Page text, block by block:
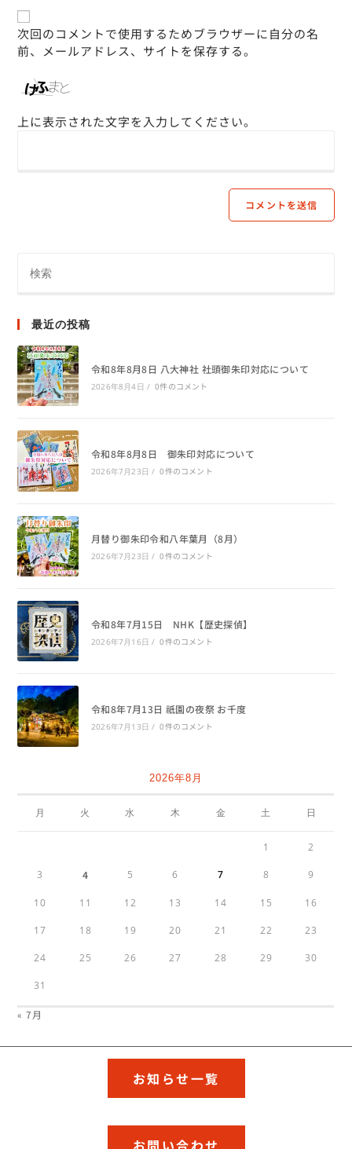
次回のコメントで使用するためブラウザーに自分の名
前、メールアドレス、サイトを保存する。
上に表示された文字を入力してください。
最近の投稿
令和8年8月8日 八大神社 社頭御朱印対応について
2026年8月4日 / 0件のコメント
令和8年8月8日 御朱印対応について
2026年7月23日 / 0件のコメント
月替り御朱印令和八年葉月（8月）
2026年7月23日 / 0件のコメント
令和8年7月15日 NHK【歴史探偵】
2026年7月16日 / 0件のコメント
令和8年7月13日 祇園の夜祭 お千度
2026年7月13日 / 0件のコメント
2026年8月
月 火 水 木 金 土 日
1 2
3 4 5 6 7 8 9
10 11 12 13 14 15 16
17 18 19 20 21 22 23
24 25 26 27 28 29 30
31
« 7月
お知らせ一覧
お問い合わせ